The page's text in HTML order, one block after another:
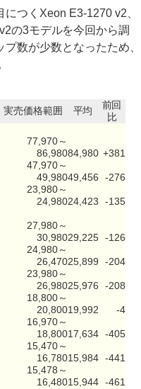
つくXeon E3-1270 v2、
の3モデルを今回から調
数が少数となったため、
実売価格範囲 平均
前回
比
77,970～
86,98084,980 +381
47,970～
49,98049,456 -276
23,980～
24,98024,423
-135
27,980～
30,98029,225 -126
24,980～
26,47025,899 -204
23,980～
26,98025,976 -208
18,800～
20,80019,992 -4
16,970～
18,80017,634 -405
15,470～
16,78015,984 -441
15,478～
16,48015,944 -461